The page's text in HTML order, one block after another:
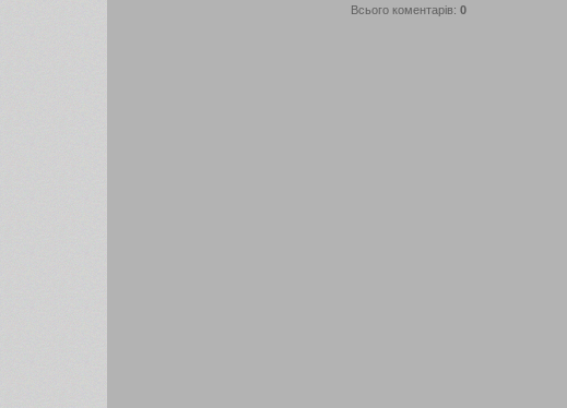
Всього коментарів: 0